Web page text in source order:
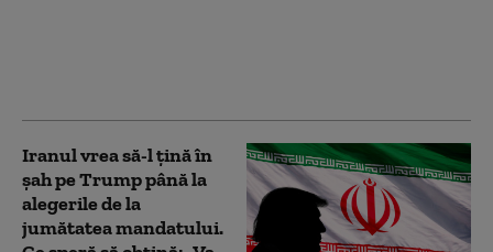
Iranul vrea să-l țină în
șah pe Trump până la
alegerile de la
jumătatea mandatului.